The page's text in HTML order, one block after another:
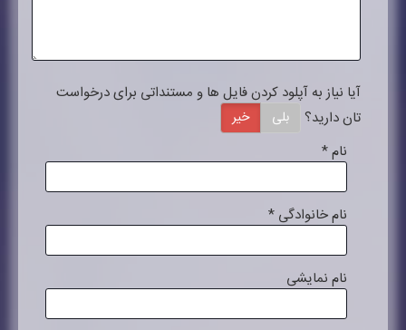
آیا نیاز به آپلود کردن فایل ها و مستنداتی برای درخواست
تان دارید؟
بلی خیر
نام*
نام خانوادگی *
نام نمایشی